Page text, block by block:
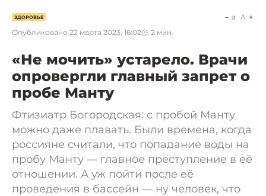
ЗДОРОВЬЕ
Опубликовано 22 марта 2023, 16:02 2 мин.
a A
«Не мочить» устарело. Врачи
опровергли главный запрет о
пробе Манту
Фтизиатр Богородская: с пробой Манту
можно даже плавать. Были времена, когда
россияне считали, что попадание воды на
пробу Манту — главное преступление в её
отношении. А уж пойти после её
проведения в бассейн — ну человек, что